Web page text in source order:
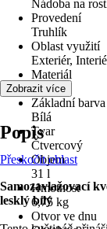
Nádoba na
Provedení
Truhlík
Oblast využití
Exteriér,
Materiál
Plast
Základní barva
Bílá
Tvar
Čtvercový
Objem
31 l
Hmotnost
6,75 kg
Otvor ve dnu
Zobrazit více
Popis
Přeskočit oblast
Samozavlažovací
lesklý bílý